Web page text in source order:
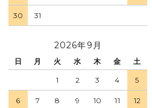
30 31
2026年9月
日 月 火 水 木 金 土
1 2 3 4 5
6 7 8 9 10 11 12